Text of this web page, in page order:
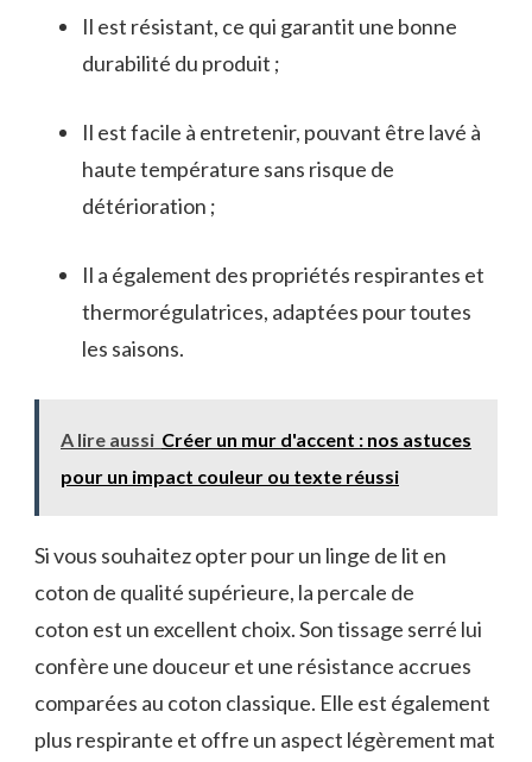
Il est résistant, ce qui garantit une bonne
durabilité du produit ;
Il est facile à entretenir, pouvant être lavé à
haute température sans risque de
détérioration ;
Il a également des propriétés respirantes et
thermorégulatrices, adaptées pour toutes
les saisons.
A lire aussi Créer un mur d'accent : nos astuces
pour un impact couleur ou texte réussi
Si vous souhaitez opter pour un linge de lit en
coton de qualité supérieure, la percale de
coton est un excellent choix. Son tissage serré lui
confère une douceur et une résistance accrues
comparées au coton classique. Elle est également
plus respirante et offre un aspect légèrement mat